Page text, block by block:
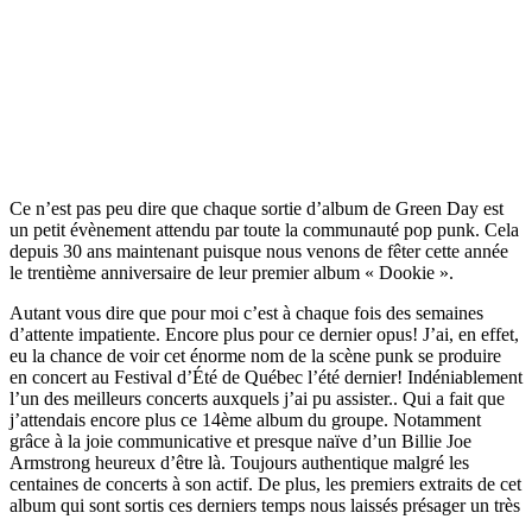
Ce n’est pas peu dire que chaque sortie d’album de Green Day est
un petit évènement attendu par toute la communauté pop punk. Cela
depuis 30 ans maintenant puisque nous venons de fêter cette année
le trentième anniversaire de leur premier album « Dookie ».
Autant vous dire que pour moi c’est à chaque fois des semaines
d’attente impatiente. Encore plus pour ce dernier opus! J’ai, en effet,
eu la chance de voir cet énorme nom de la scène punk se produire
en concert au Festival d’Été de Québec l’été dernier! Indéniablement
l’un des meilleurs concerts auxquels j’ai pu assister.. Qui a fait que
j’attendais encore plus ce 14ème album du groupe. Notamment
grâce à la joie communicative et presque naïve d’un Billie Joe
Armstrong heureux d’être là. Toujours authentique malgré les
centaines de concerts à son actif. De plus, les premiers extraits de cet
album qui sont sortis ces derniers temps nous laissés présager un très